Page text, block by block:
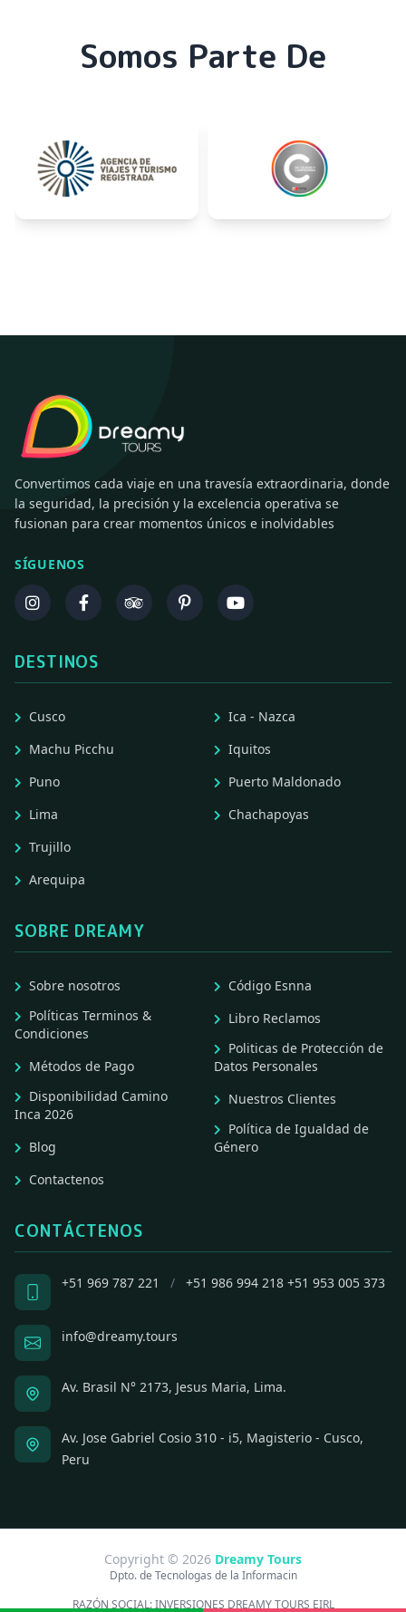
Somos Parte De
Convertimos cada viaje en una travesía extraordinaria, donde
la seguridad, la precisión y la excelencia operativa se
fusionan para crear momentos únicos e inolvidables
SÍGUENOS
DESTINOS
Cusco
Machu Picchu
Puno
Lima
Trujillo
Arequipa
Ica - Nazca
Iquitos
Puerto Maldonado
Chachapoyas
SOBRE DREAMY
Sobre nosotros
Políticas Terminos &
Condiciones
Métodos de Pago
Disponibilidad Camino
Inca 2026
Blog
Contactenos
Código Esnna
Libro Reclamos
Politicas de Protección de
Datos Personales
Nuestros Clientes
Política de Igualdad de
Género
CONTÁCTENOS
+51 969 787 221 / +51 986 994 218 +51 953 005 373
info@dreamy.tours
Av. Brasil N° 2173, Jesus Maria, Lima.
Av. Jose Gabriel Cosio 310 - i5, Magisterio - Cusco,
Peru
Copyright © 2026 Dreamy Tours
Dpto. de Tecnologas de la Informacin
RAZÓN SOCIAL:INVERSIONES DREAMY TOURS EIRL